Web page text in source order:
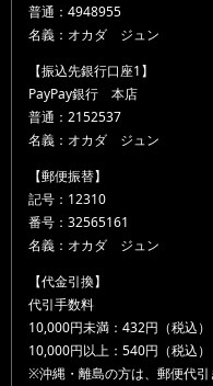
普通：4948955
名義：オカダ ジュン
【振込先銀行口座1】
PayPay銀行 本店
普通：2152537
名義：オカダ ジュン
【郵便振替】
記号：12310
番号：32565161
名義：オカダ ジュン
【代金引換】
代引手数料
10,000円未満：432円（税込）
10,000円以上：540円（税込）
※沖縄・離島の方は、郵便代引